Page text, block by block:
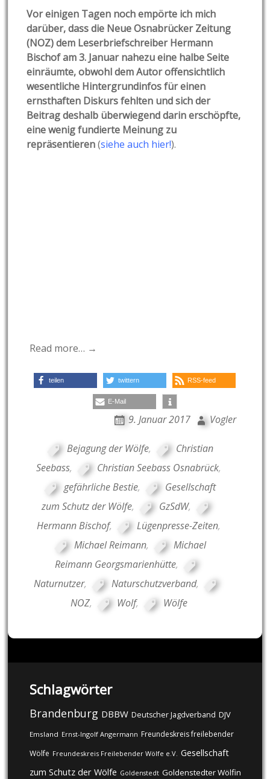
Vor einigen Tagen noch empörte ich mich
darüber, dass die Neue Osnabrücker Zeitung
(NOZ) dem Leserbriefschreiber Hermann
Bischof am 3. Januar nahezu eine halbe Seite
einräumte, obwohl dem Autor offensichtlich
wesentliche Hintergrundinfos für einen
ernsthaften Diskurs fehlten und sich der
Beitrag deshalb überwiegend darin erschöpfte,
eine wenig fundierte Meinung zu
repräsentieren(siehe auch hier!).
Read more… →
teilen twittern RSS-feed
E-Mail
9. Januar 2017 Vogler
Bejagung der Wölfe,
Christian
Seebass, Christian Seebass Osnabrück,
gefährliche Bestie,
Gesellschaft
zum Schutz der Wölfe, GzSdW,
Hermann Bischof, Lügenpresse-Zeiten,
Michael Reimann,
Michael
Reimann Georgsmarienhütte,
Naturnutzer, Naturschutzverband,
NOZ, Wolf, Wölfe
Schlagwörter
Brandenburg DBBW Deutscher Jagdverband DJV
Emsland Ernst-Ingolf Angermann Freundeskreis freilebender
Wölfe Freundeskreis Freilebender Wölfe e.V. Gesellschaft
zum Schutz der Wölfe Goldenstedt Goldenstedter Wölfin